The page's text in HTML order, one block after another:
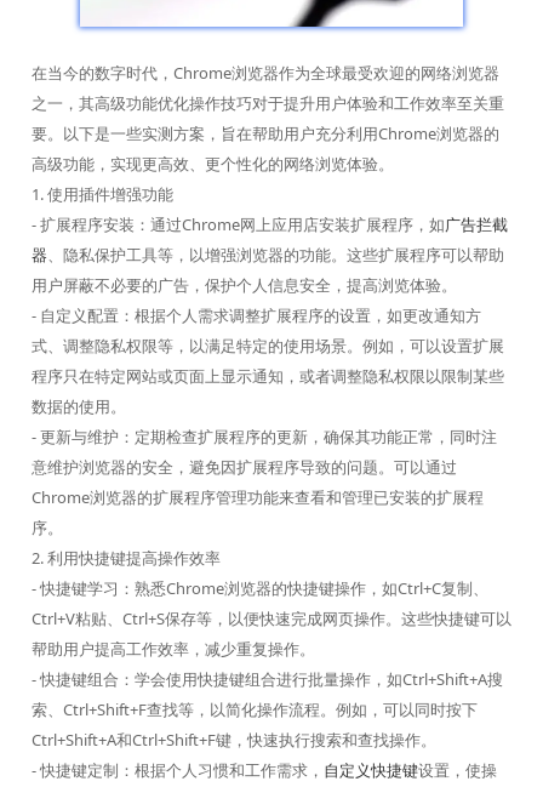
在当今的数字时代，Chrome浏览器作为全球最受欢迎的网络浏览器
之一，其高级功能优化操作技巧对于提升用户体验和工作效率至关重
要。以下是一些实测方案，旨在帮助用户充分利用Chrome浏览器的
高级功能，实现更高效、更个性化的网络浏览体验。
1. 使用插件增强功能
- 扩展程序安装：通过Chrome网上应用店安装扩展程序，如广告拦截
器、隐私保护工具等，以增强浏览器的功能。这些扩展程序可以帮助
用户屏蔽不必要的广告，保护个人信息安全，提高浏览体验。
- 自定义配置：根据个人需求调整扩展程序的设置，如更改通知方
式、调整隐私权限等，以满足特定的使用场景。例如，可以设置扩展
程序只在特定网站或页面上显示通知，或者调整隐私权限以限制某些
数据的使用。
- 更新与维护：定期检查扩展程序的更新，确保其功能正常，同时注
意维护浏览器的安全，避免因扩展程序导致的问题。可以通过
Chrome浏览器的扩展程序管理功能来查看和管理已安装的扩展程
序。
2. 利用快捷键提高操作效率
- 快捷键学习：熟悉Chrome浏览器的快捷键操作，如Ctrl+C复制、
Ctrl+V粘贴、Ctrl+S保存等，以便快速完成网页操作。这些快捷键可以
帮助用户提高工作效率，减少重复操作。
- 快捷键组合：学会使用快捷键组合进行批量操作，如Ctrl+Shift+A搜
索、Ctrl+Shift+F查找等，以简化操作流程。例如，可以同时按下
Ctrl+Shift+A和Ctrl+Shift+F键，快速执行搜索和查找操作。
- 快捷键定制：根据个人习惯和工作需求， 自定义快捷键设置，使操